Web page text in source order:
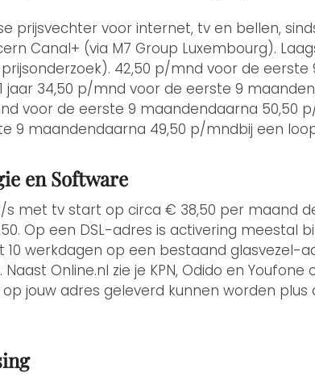
prijsvechter voor internet, tv en bellen,
Canal+ (via M7 Group Luxembourg).
42,50 p/mnd voor de
jaar 34,50 p/mnd voor de eerste 9
voor de eerste 9 maandendaarna 50,50
9 maandendaarna 49,50 p/mndbij een
en Software
s met tv start op circa € 38,50 per maand
Op een DSL-adres is activering meestal
10 werkdagen op een bestaand glasvezel-
Online.nl zie je KPN, Odido en
jouw adres geleverd kunnen worden